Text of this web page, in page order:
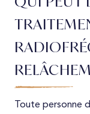
Toute personne